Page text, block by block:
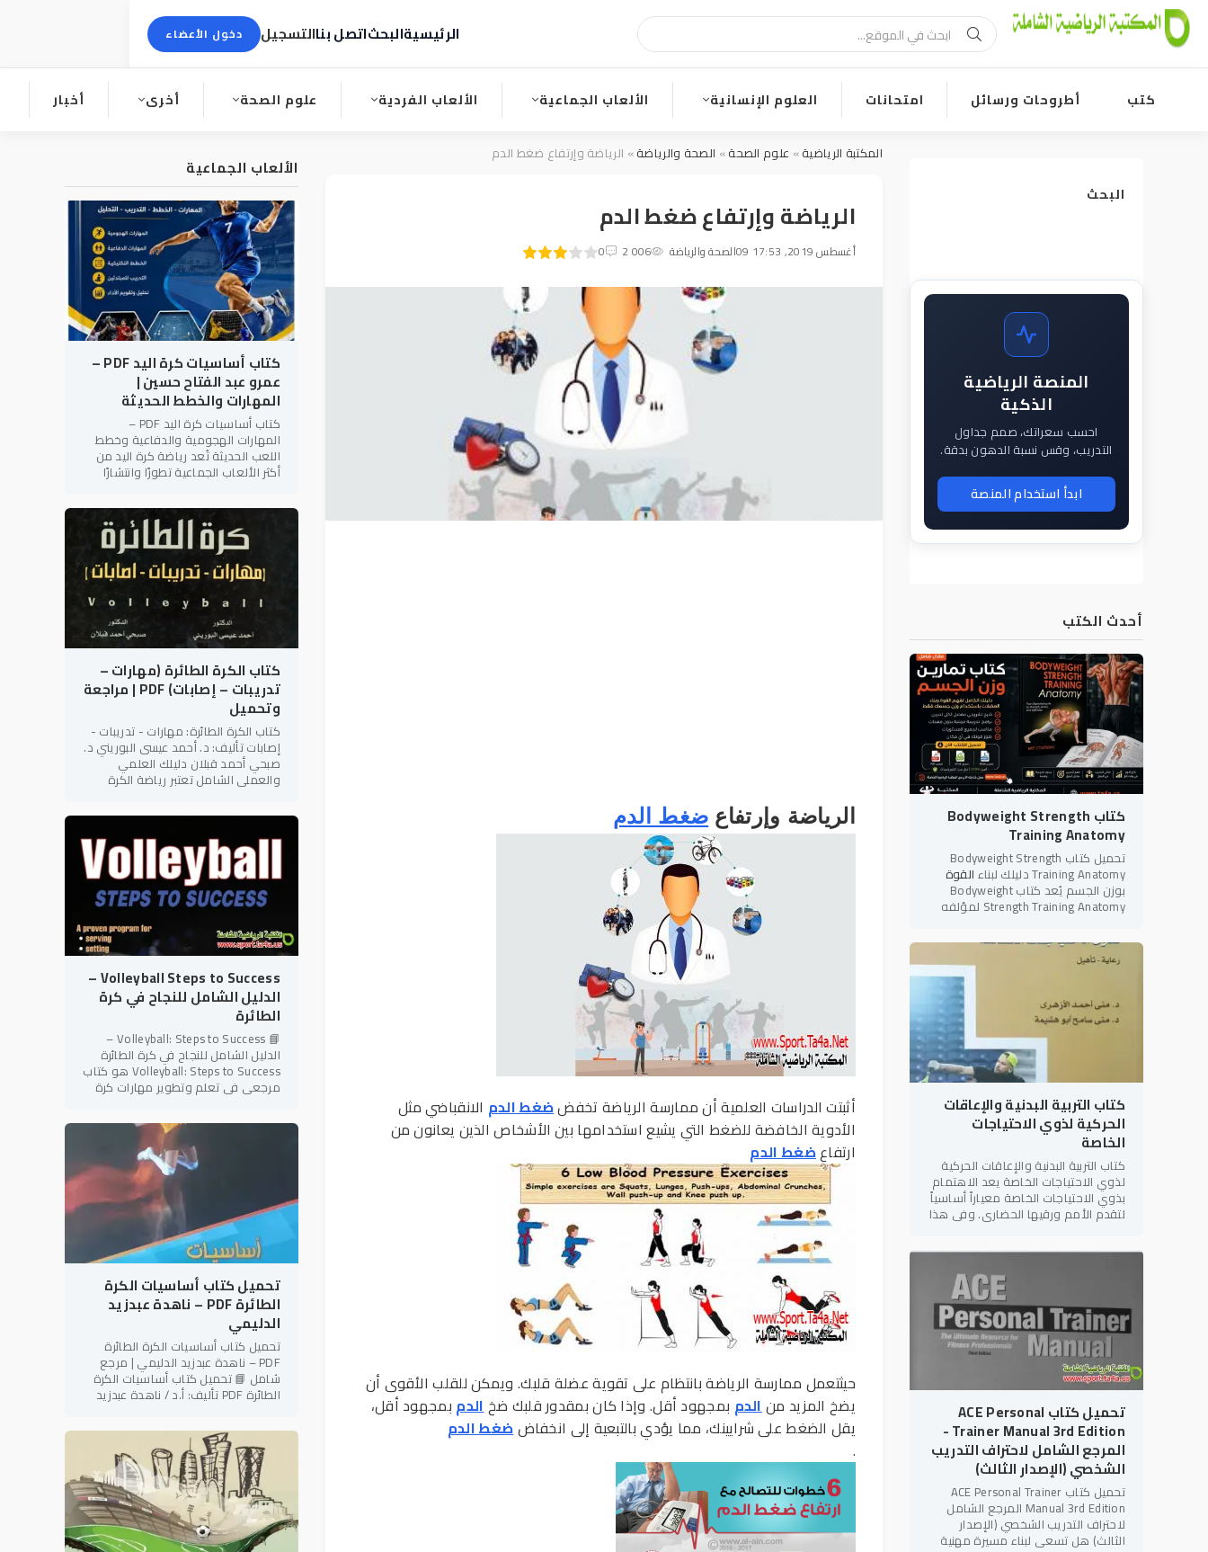
الرئيسيةالبحثاتصل بناالتسجيل دخول الأعضاء
كتب أطروحات ورسائل امتحانات العلوم الإنسانية الألعاب الجماعية الألعاب الفردية علوم الصحة أخرى أخبار
البحث
المنصة الرياضية
الذكية
احسب سعراتك، صمم جداول
التدريب، وقس نسبة الدهون بدقة.
ابدأ استخدام المنصة
أحدث الكتب
كتاب Bodyweight Strength
Training Anatomy
تحميل كتاب Bodyweight Strength
Training Anatomy دليلك لبناء القوة
بوزن الجسم يُعد كتاب Bodyweight
Strength Training Anatomy لمؤلفه
المراجع العلمية والعملية في
كتاب التربية البدنية والإعاقات
الحركية لذوي الاحتياجات
الخاصة
كتاب التربية البدنية والإعاقات الحركية
لذوي الاحتياجات الخاصة يعد الاهتمام
بذوي الاحتياجات الخاصة معياراً أساسياً
لتقدم الأمم ورقيها الحضاري. وفي هذا
والإعاقات
تحميل كتاب ACE Personal
Trainer Manual 3rd Edition -
المرجع الشامل لاحتراف التدريب
الشخصي (الإصدار الثالث)
تحميل كتاب ACE Personal Trainer
Manual 3rd Edition المرجع الشامل
لاحتراف التدريب الشخصي (الإصدار
الثالث) هل تسعى لبناء مسيرة مهنية
المكتبة الرياضية» علوم الصحة» الصحة والرياضة» الرياضة وإرتفاع ضغط الدم
الرياضة وإرتفاعضغط الدم
09 أغسطس 2019, 17:53 الصحة والرياضة 2 006
0 60
1
2
3
4
5
الرياضة وإرتفاع ضغط الدم
أثبتت الدراسات العلمية أن ممارسة الرياضة تخفضضغط الدم الانقباضي مثل
الأدوية الخافضة للضغط التي يشيع استخدامها بين الأشخاص الذين يعانون من
ارتفاعضغط الدم
حيثتعمل ممارسة الرياضة بانتظام على تقوية عضلة قلبك. ويمكن للقلب الأقوى أن
يضخ المزيد منالدم بمجهود أقل. وإذا كان بمقدور قلبك ضخالدم بمجهود أقل،
يقل الضغط على شرايينك، مما يؤدي بالتبعية إلى انخفاضضغط الدم
.
الألعاب الجماعية
كتاب أساسيات كرة اليد PDF –
عمرو عبد الفتاح حسين |
المهارات والخطط الحديثة
كتاب أساسيات كرة اليد PDF –
المهارات الهجومية والدفاعية وخطط
اللعب الحديثة تُعد رياضة كرة اليد من
أكثر الألعاب الجماعية تطورًا وانتشارًا
سرعة الأداء، والتنوع الخططي،
كتاب الكرة الطائرة (مهارات –
تدريبات – إصابات) PDF | مراجعة
وتحميل
كتاب الكرة الطائرة: مهارات - تدريبات -
إصابات تأليف: د. أحمد عيسى البوريني د.
صبحي أحمد قبلان دليلك العلمي
والعملي الشامل تعتبر رياضة الكرة
شعبية وإثارة على مستوى
Volleyball Steps to Success –
الدليل الشامل للنجاح في كرة
الطائرة
📘 Volleyball: Steps to Success –
الدليل الشامل للنجاح في كرة الطائرة
Volleyball: Steps to Success هو كتاب
مرجعي في تعلم وتطوير مهارات كرة
Success المعروفة بأسلوبها
تحميل كتاب أساسيات الكرة
الطائرة PDF – ناهدة عبدزيد
الدليمي
تحميل كتاب أساسيات الكرة الطائرة
PDF – ناهدة عبدزيد الدليمي | مرجع
شامل 📘 تحميل كتاب أساسيات الكرة
الطائرة PDF تأليف: أ.د / ناهدة عبدزيد
العراق في إطار دعم